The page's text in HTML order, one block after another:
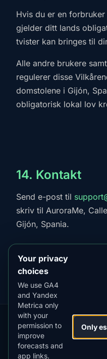
Hvis du er en
gjelder ditt lands
tvister kan bringes til
Alle andre brukere
regulerer disse
domstolene i Gijón,
obligatorisk lokal lov
14. Kontakt
Send e-post til
skriv til AuroraMe,
Gijón, Spania.
Our
Apps:
Snow
Forecast
Your privacy
choices
We use GA4
and Yandex
Metrica only
with your
permission to
improve
forecasts and
app links.
Only